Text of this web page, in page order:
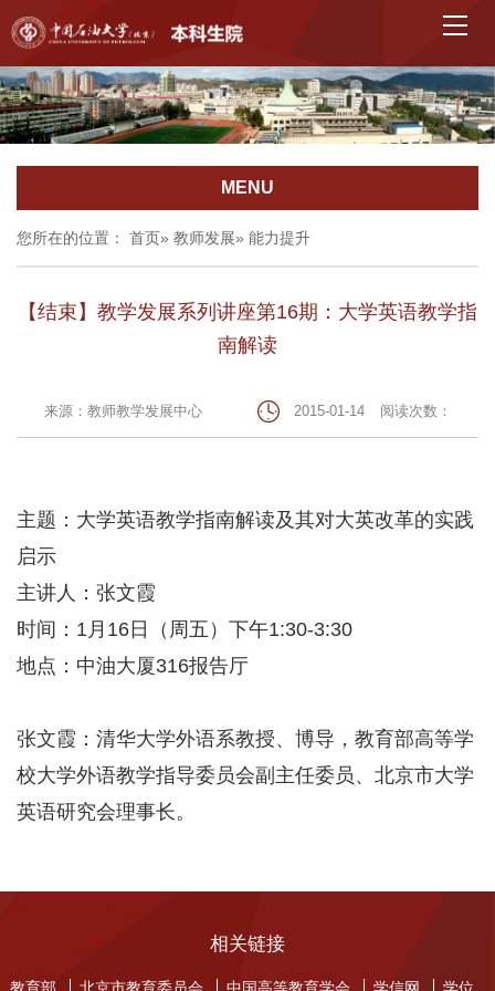
MENU
您所在的位置： 首页» 教师发展» 能力提升
【结束】教学发展系列讲座第16期：大学英语教学指
南解读
来源：教师教学发展中心 2015-01-14 阅读次数：
主题：大学英语教学指南解读及其对大英改革的实践
启示
主讲人：张文霞
时间： 1月 16 日（周五）下午1:30-3:30
地点：中油大厦316报告厅
张文霞：清华大学外语系教授、博导，教育部高等学
校大学外语教学指导委员会副主任委员、北京市大学
英语研究会理事长。
相关链接